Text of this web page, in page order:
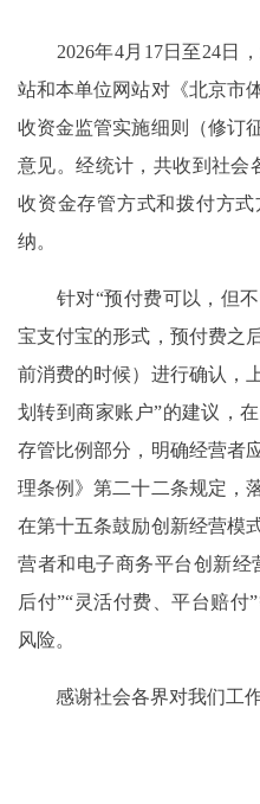
2026年4月17日至24日，
站和本单位网站对《北京市
收资金监管实施细则（修订
意见。经统计，共收到社会
收资金存管方式和拨付方
纳。
针对“预付费可以，但不
宝支付宝的形式，预付费之
前消费的时候）进行确认，
划转到商家账户”的建议，
存管比例部分，明确经营者
理条例》第二十二条规定，
在第十五条鼓励创新经营模
营者和电子商务平台创新经
后付”“灵活付费、平台赔
风险。
感谢社会各界对我们工作